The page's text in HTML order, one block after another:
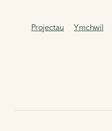
Projectau Ymchwil